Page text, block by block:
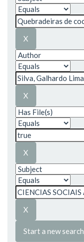
Start a new search